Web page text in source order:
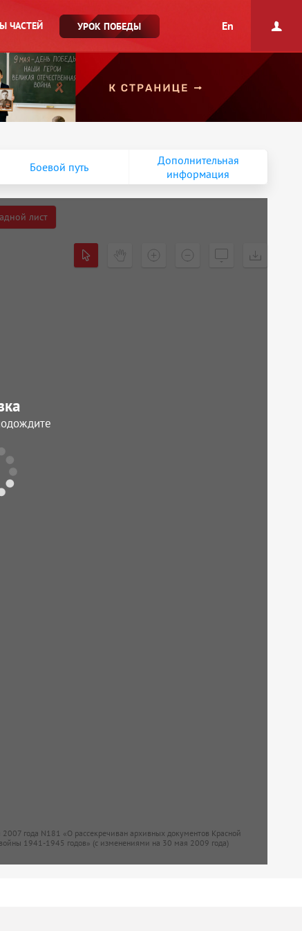
ЧАСТЕЙ УРОК ПОБЕДЫ En
Боевой путь
Дополнительная
информация
лист
года N181 «О рассекречиван архивных документов Красной
1941-1945 годов» (с изменениями на 30 мая 2009 года)